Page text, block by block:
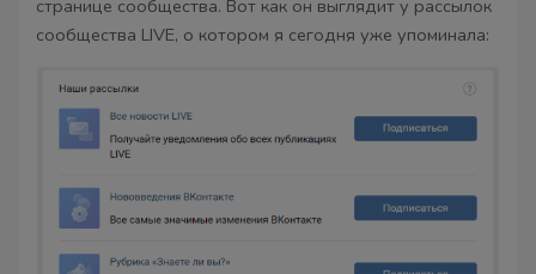
странице сообщества. Вот как он выглядит у рассылок
сообщества LIVE, о котором я сегодня уже упоминала: